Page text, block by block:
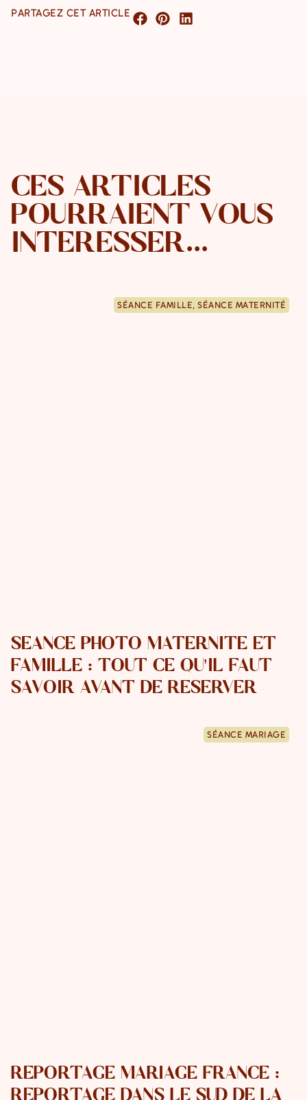
PARTAGEZ CET ARTICLE
CES ARTICLES
POURRAIENT VOUS
INTÉRESSER...
SÉANCE FAMILLE, SÉANCE MATERNITÉ
SÉANCE PHOTO MATERNITÉ ET
FAMILLE : TOUT CE QU’IL FAUT
SAVOIR AVANT DE RÉSERVER
SÉANCE MARIAGE
REPORTAGE MARIAGE FRANCE :
REPORTAGE DANS LE SUD DE LA